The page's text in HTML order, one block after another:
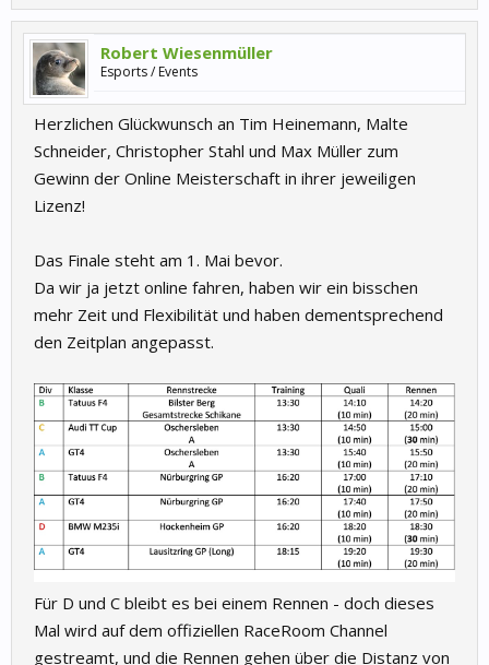
Robert Wiesenmüller
Esports / Events
Herzlichen Glückwunsch an Tim Heinemann, Malte
Schneider, Christopher Stahl und Max Müller zum
Gewinn der Online Meisterschaft in ihrer jeweiligen
Lizenz!
Das Finale steht am 1. Mai bevor.
Da wir ja jetzt online fahren, haben wir ein bisschen
mehr Zeit und Flexibilität und haben dementsprechend
den Zeitplan angepasst.
Für D und C bleibt es bei einem Rennen - doch dieses
Mal wird auf dem offiziellen RaceRoom Channel
gestreamt, und die Rennen gehen über die Distanz von